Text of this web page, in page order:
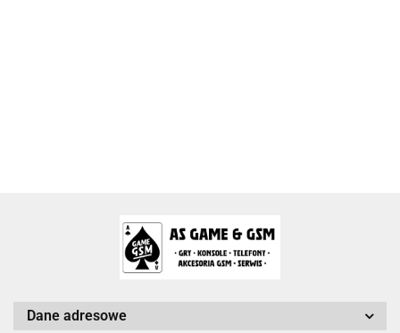
Arc System Works Europe
Dane adresowe